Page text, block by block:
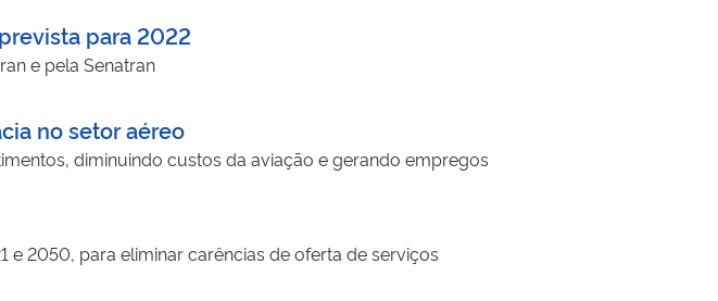
para 2022
e pela Senatran
no setor aéreo
diminuindo custos da aviação e gerando empregos
e 2050, para eliminar carências de oferta de serviços